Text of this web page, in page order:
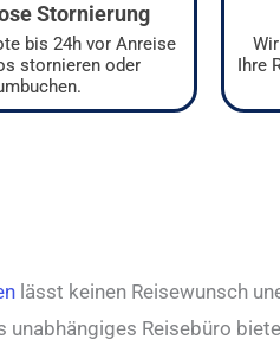
Stornierung
bis 24h vor Anreise
stornieren oder
Ihre
lässt keinen Reisewunsch
Reisebüro